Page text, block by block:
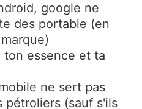
google ne
des portable (en
essence et ta
ne sert pas
(sauf s'ils